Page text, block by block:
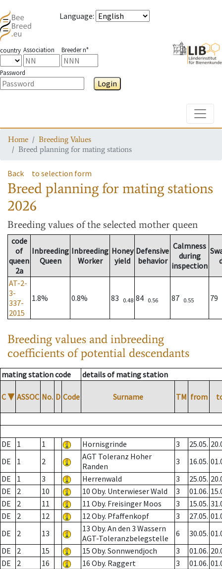
Language:
country Association Breeder n°
Password
Login
Home
Breeding Values
Breed planning for mating stations
Back to selection form
Breed planning for mating stations
2026
Breeding values of the selected mother queen
code
of
queen
2a
Inbreeding
Queen
Inbreeding
Worker
Honey
yield
Defensive
behavior
Calmness
during
inspection
AT-2-
3-
337-
2015
1.8% 0.8% 83 0.48 84 0.56 87 0.55 79
Breeding values and inbreeding
coefficients of potential descendants
mating station code details of mating station
C ▼ ASSOC No. D Code Surname TM from
DE 1 1 Hornisgrinde 3 25.05.
DE
1 2
AGT Toleranz Hoher
Randen
3 16.05.
DE
1 3 Herrenwald 3 25.05.
DE
2 10 10 Oby. Unterwieser Wald 3 01.06.
DE
2 11 11 Oby. Freisinger Moos 3 15.05.
DE
2 12 12 Oby. Pfaffenkopf 3 27.05.
DE
2 13
13 Oby. An den 3 Wassern
AGT-Toleranzbelegstelle
6 30.05.
DE
2 15 15 Oby. Sonnwendjoch 3 01.06.
DE
2 16 16 Oby. Raggert 3 01.06.